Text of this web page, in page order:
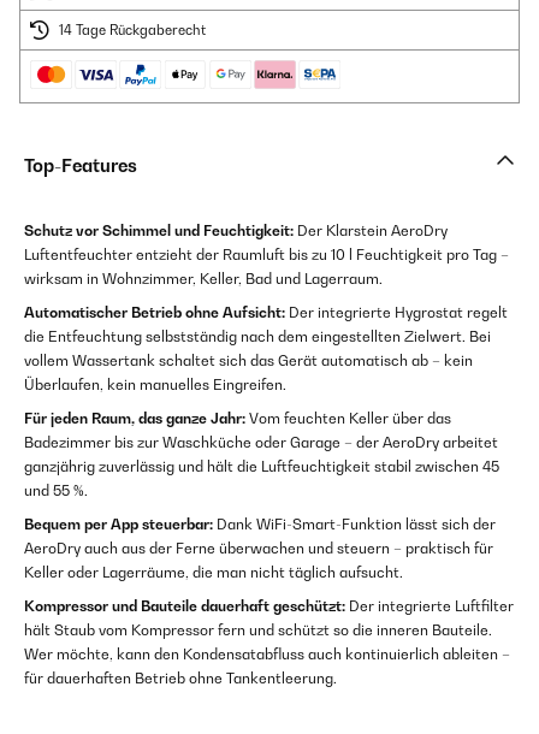
14 Tage Rückgaberecht
Top-Features
Schutz vor Schimmel und Feuchtigkeit: Der Klarstein AeroDry
Luftentfeuchter entzieht der Raumluft bis zu 10 l Feuchtigkeit pro Tag –
wirksam in Wohnzimmer, Keller, Bad und Lagerraum.
Automatischer Betrieb ohne Aufsicht: Der integrierte Hygrostat regelt
die Entfeuchtung selbstständig nach dem eingestellten Zielwert. Bei
vollem Wassertank schaltet sich das Gerät automatisch ab – kein
Überlaufen, kein manuelles Eingreifen.
Für jeden Raum, das ganze Jahr: Vom feuchten Keller über das
Badezimmer bis zur Waschküche oder Garage – der AeroDry arbeitet
ganzjährig zuverlässig und hält die Luftfeuchtigkeit stabil zwischen 45
und 55 %.
Bequem per App steuerbar: Dank WiFi-Smart-Funktion lässt sich der
AeroDry auch aus der Ferne überwachen und steuern – praktisch für
Keller oder Lagerräume, die man nicht täglich aufsucht.
Kompressor und Bauteile dauerhaft geschützt: Der integrierte Luftfilter
hält Staub vom Kompressor fern und schützt so die inneren Bauteile.
Wer möchte, kann den Kondensatabfluss auch kontinuierlich ableiten –
für dauerhaften Betrieb ohne Tankentleerung.